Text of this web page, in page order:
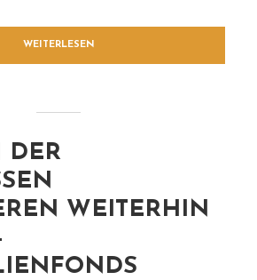
WEITERLESEN
DER
WEITERHIN